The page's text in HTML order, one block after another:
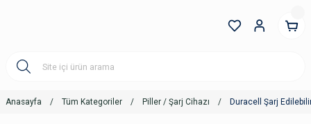
Anasayfa Tüm Kategoriler Piller / Şarj Cihazı Duracell Şarj